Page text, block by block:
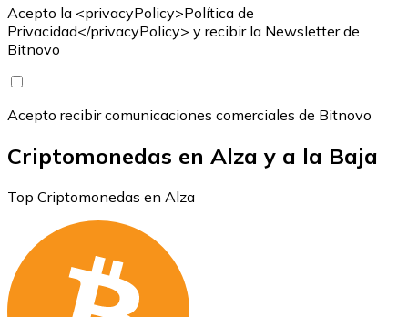
Acepto la <privacyPolicy>Política de
Privacidad</privacyPolicy> y recibir la Newsletter de
Bitnovo
Acepto recibir comunicaciones comerciales de Bitnovo
Criptomonedas en Alza y a la Baja
Top Criptomonedas en Alza